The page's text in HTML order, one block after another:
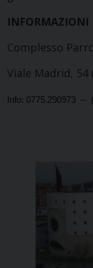
INFORMAZIONI
Complesso
Viale Madrid, 54
Info: 0775.290973 –